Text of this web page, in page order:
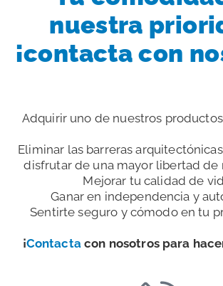
nuestra
¡contacta con
Adquirir uno de nuestros
Eliminar las barreras
disfrutar de una mayor libertad de
Mejorar tu calidad de
Ganar en independencia y
Sentirte seguro y cómodo en tu
¡Contactacon nosotros para